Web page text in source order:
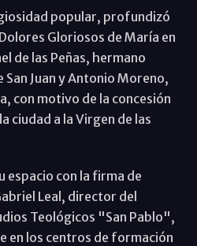
popular, profundizó
Gloriosos de María en
de las Peñas, hermano
Juan y Antonio Moreno,
con motivo de la concesión
ciudad a la Virgen de las
espacio con la firma de
Leal, director del
Teológicos "San Pablo",
en los centros de formación